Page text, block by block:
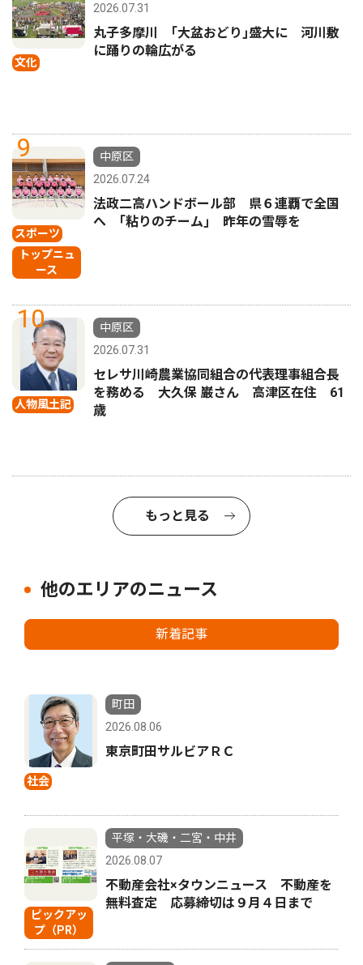
文化
2026.07.31
丸子多摩川 ｢大盆おどり｣盛大に 河川敷
に踊りの輪広がる
9
スポーツ
トップニュ
ース
中原区
2026.07.24
法政二高ハンドボール部 県６連覇で全国
へ ｢粘りのチーム｣ 昨年の雪辱を
10
人物風土記
中原区
2026.07.31
セレサ川崎農業協同組合の代表理事組合長
を務める 大久保 巌さん 高津区在住 61
歳
もっと見る
他のエリアのニュース
新着記事
社会
町田
2026.08.06
東京町田サルビアＲＣ
ピックアッ
プ（PR）
平塚・大磯・二宮・中井
2026.08.07
不動産会社×タウンニュース 不動産を
無料査定 応募締切は９月４日まで